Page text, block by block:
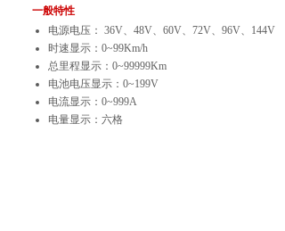
一般特性
电源电压： 36V、48V、60V、72V、96V
时速显示：0~99Km/h
总里程显示：0~99999Km
电池电压显示：0~199V
电流显示：0~999A
电量显示：六格